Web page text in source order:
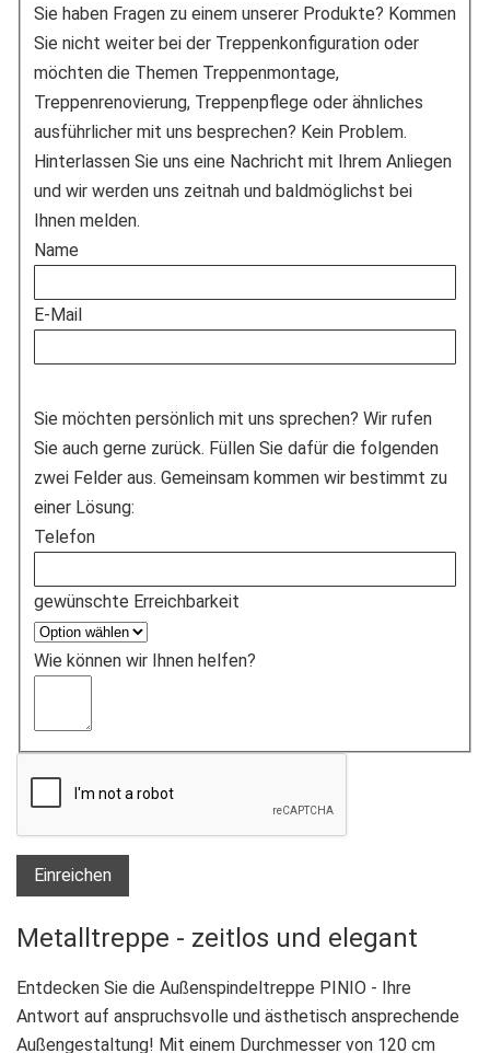
Sie haben Fragen zu einem unserer Produkte? Kommen
Sie nicht weiter bei der Treppenkonfiguration oder
möchten die Themen Treppenmontage,
Treppenrenovierung, Treppenpflege oder ähnliches
ausführlicher mit uns besprechen? Kein Problem.
Hinterlassen Sie uns eine Nachricht mit Ihrem Anliegen
und wir werden uns zeitnah und baldmöglichst bei
Ihnen melden.
Name
E-Mail
Sie möchten persönlich mit uns sprechen? Wir rufen
Sie auch gerne zurück. Füllen Sie dafür die folgenden
zwei Felder aus. Gemeinsam kommen wir bestimmt zu
einer Lösung:
Telefon
gewünschte Erreichbarkeit
Wie können wir Ihnen helfen?
Einreichen
Metalltreppe - zeitlos und elegant
Entdecken Sie die Außenspindeltreppe PINIO - Ihre
Antwort auf anspruchsvolle und ästhetisch ansprechende
Außengestaltung! Mit einem Durchmesser von 120 cm